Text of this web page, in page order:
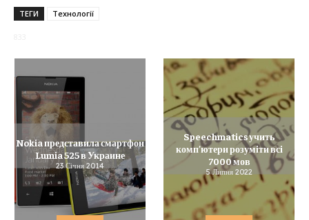
ТЕГИ Технології
Nokia представила смартфон
Lumia 525 в Украине
23 Січня 2014
Speechmatics учить
комп’ютери розуміти всі
7000 мов
5 Липня 2022